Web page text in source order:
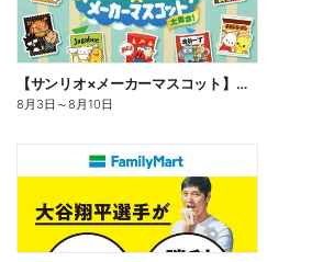
【サンリオ×メーカーマスコット】オリジナルグッズ貰える!
8月3日 ～8月10日